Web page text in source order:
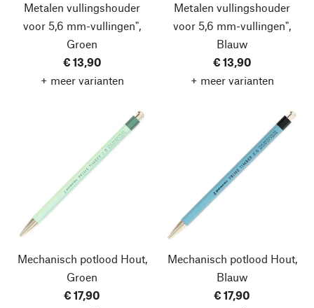
Metalen vullingshouder
voor 5,6 mm-vullingen",
Groen
€ 13,90
+ meer varianten
Metalen vullingshouder
voor 5,6 mm-vullingen",
Blauw
€ 13,90
+ meer varianten
Mechanisch potlood Hout,
Groen
€ 17,90
Mechanisch potlood Hout,
Blauw
€ 17,90